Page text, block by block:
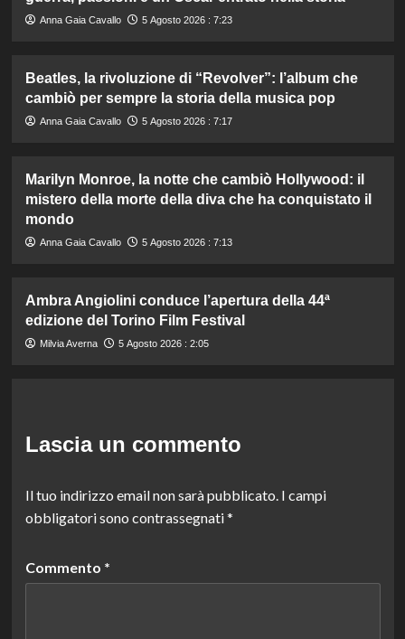
Anna Gaia Cavallo 5 Agosto 2026 : 7:23
Beatles, la rivoluzione di “Revolver”: l’album che
cambiò per sempre la storia della musica pop
Anna Gaia Cavallo 5 Agosto 2026 : 7:17
Marilyn Monroe, la notte che cambiò Hollywood: il
mistero della morte della diva che ha conquistato il
mondo
Anna Gaia Cavallo 5 Agosto 2026 : 7:13
Ambra Angiolini conduce l’apertura della 44ª
edizione del Torino Film Festival
Milvia Averna 5 Agosto 2026 : 2:05
Lascia un commento
Il tuo indirizzo email non sarà pubblicato. I campi
obbligatori sono contrassegnati*
Commento *